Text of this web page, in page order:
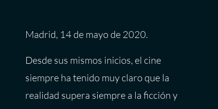
Madrid, 14 de mayo de 2020.
Desde sus mismos inicios, el cine
siempre ha tenido muy claro que la
realidad supera siempre a la ficción y